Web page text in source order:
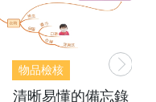
物品檢核
清晰易懂的備忘錄